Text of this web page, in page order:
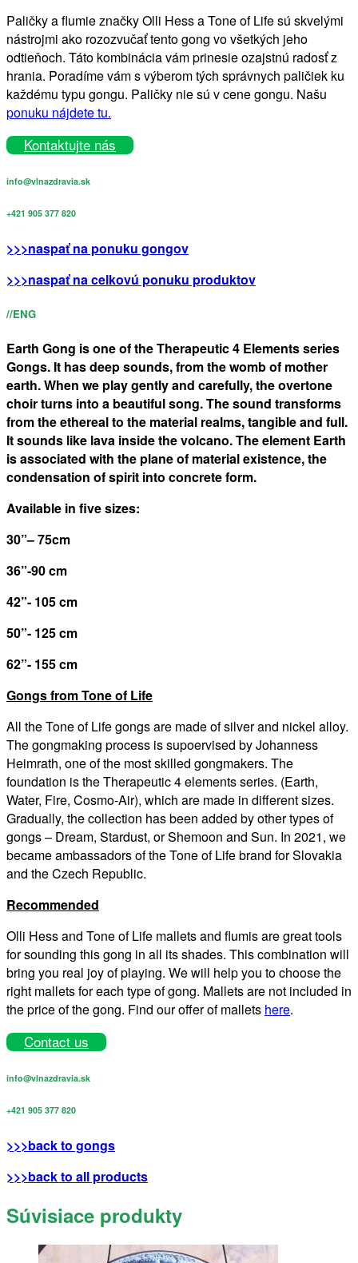
Paličky a flumie značky Olli Hess a Tone of Life sú skvelými
nástrojmi ako rozozvučať tento gong vo všetkých jeho
odtieňoch. Táto kombinácia vám prinesie ozajstnú radosť z
hrania. Poradíme vám s výberom tých správnych paličiek ku
každému typu gongu. Paličky nie sú v cene gongu. Našu
ponuku nájdete tu.
Kontaktujte nás
info@vlnazdravia.sk
+421 905 377 820
>>>naspať na ponuku gongov
>>>naspať na celkovú ponuku produktov
//ENG
Earth Gong is one of the Therapeutic 4 Elements series
Gongs. It has deep sounds, from the womb of mother
earth. When we play gently and carefully, the overtone
choir turns into a beautiful song. The sound transforms
from the ethereal to the material realms, tangible and full.
It sounds like lava inside the volcano. The element Earth
is associated with the plane of material existence, the
condensation of spirit into concrete form.
Available in five sizes:
30”– 75cm
36”-90 cm
42”- 105 cm
50”- 125 cm
62”- 155 cm
Gongs from Tone of Life
All the Tone of Life gongs are made of silver and nickel alloy.
The gongmaking process is supoervised by Johanness
Heimrath, one of the most skilled gongmakers. The
foundation is the Therapeutic 4 elements series. (Earth,
Water, Fire, Cosmo-Air), which are made in different sizes.
Gradually, the collection has been added by other types of
gongs – Dream, Stardust, or Shemoon and Sun. In 2021, we
became ambassadors of the Tone of Life brand for Slovakia
and the Czech Republic.
Recommended
Olli Hess and Tone of Life mallets and flumis are great tools
for sounding this gong in all its shades. This combination will
bring you real joy of playing. We will help you to choose the
right mallets for each type of gong. Mallets are not included in
the price of the gong. Find our offer of mallets here.
Contact us
info@vlnazdravia.sk
+421 905 377 820
>>>back to gongs
>>>back to all products
Súvisiace produkty